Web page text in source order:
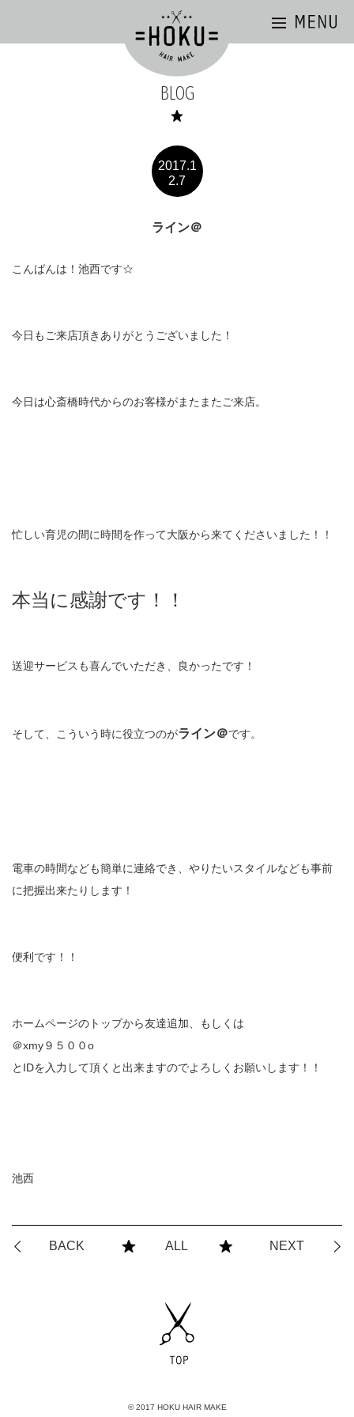
BLOG
2017.1
2.7
ライン＠
こんばんは！池西です☆
今日もご来店頂きありがとうございました！
今日は心斎橋時代からのお客様がまたまたご来店。
忙しい育児の間に時間を作って大阪から来てくださいました！！
本当に感謝です！！
送迎サービスも喜んでいただき、良かったです！
そして、こういう時に役立つのがライン＠です。
電車の時間なども簡単に連絡でき、やりたいスタイルなども事前
に把握出来たりします！
便利です！！
ホームページのトップから友達追加、もしくは
＠xmy９５００o
とIDを入力して頂くと出来ますのでよろしくお願いします！！
池西
BACK ALL NEXT
© 2017 HOKU HAIR MAKE